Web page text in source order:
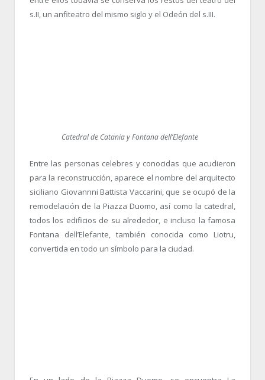
s.II, un anfiteatro del mismo siglo y el Odeón del s.III.
Catedral de Catania y Fontana dell’Elefante
Entre las personas celebres y conocidas que acudieron
para la reconstrucción, aparece el nombre del arquitecto
siciliano Giovannni Battista Vaccarini, que se ocupó de la
remodelación de la Piazza Duomo, así como la catedral,
todos los edificios de su alrededor, e incluso la famosa
Fontana dell’Elefante, también conocida como Liotru,
convertida en todo un símbolo para la ciudad.